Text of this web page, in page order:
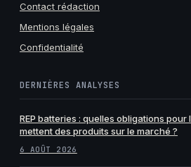
Contact rédaction
Mentions légales
Confidentialité
DERNIÈRES ANALYSES
REP batteries : quelles obligations
mettent des produits sur le marché ?
6 AOÛT 2026